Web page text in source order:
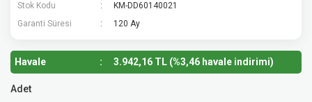
Stok Kodu
KM-DD60140021
Garanti Süresi
120 Ay
Havale 3.942,16 TL (%3,46 havale indirimi)
Adet